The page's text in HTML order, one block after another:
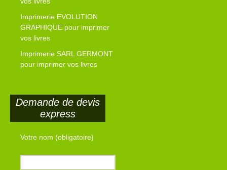
Imprimerie EVOLUTION
GRAPHIQUE pour imprimer
vos livres
Imprimerie SARL GERMONT
pour imprimer vos livres
Demande de devis
express
Votre nom (obligatoire)